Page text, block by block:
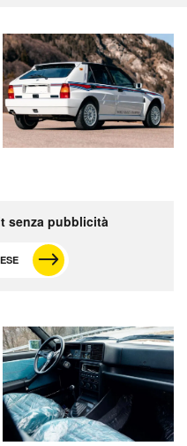
senza pubblicità